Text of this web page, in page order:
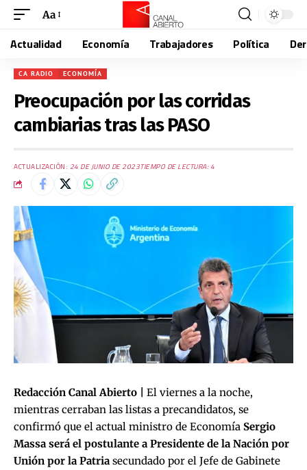
Aa
Actualidad Economía Trabajadores Política
CA RADIO ECONOMÍA
Preocupación por las corridas
cambiarias tras las PASO
ACTUALIZACIÓN: 24 DE JUNIO DE 2023TIEMPO DE LECTURA: 4
Redacción Canal Abierto |
El viernes a la noche,
mientras cerraban las listas a precandidatos, se
confirmó que el actual ministro de Economía Sergio
Massa será el postulante a Presidente de la Nación por
Unión por la Patria secundado por el Jefe de Gabinete